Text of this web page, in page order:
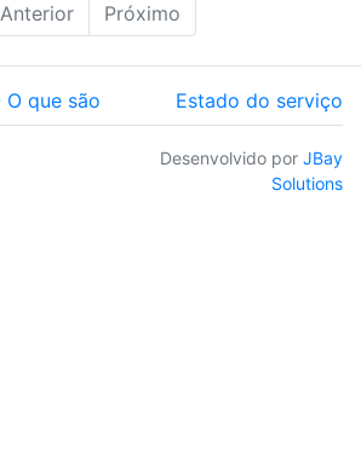
Anterior Próximo
que são Estado do serviço
Desenvolvido por JBay
Solutions